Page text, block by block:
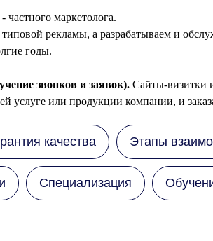
частного маркетолога.
рекламы, а разрабатываем и
годы.
звонков и заявок). Сайты-визитки
услуге или продукции компании, и
качества Этапы
Специализация